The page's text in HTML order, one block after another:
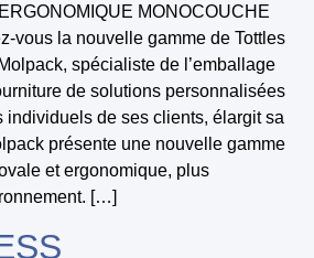
MONOCOUCHE
vous la nouvelle gamme de Tottles
spécialiste de l’emballage
de solutions personnalisées
individuels de ses clients, élargit sa
présente une nouvelle gamme
et ergonomique, plus
[…]